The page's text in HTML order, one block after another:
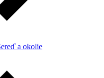
a okolie